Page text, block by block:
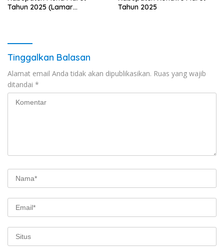
Tahun 2025 (Lamar
Tahun 2025
Tinggalkan Balasan
Alamat email Anda tidak akan dipublikasikan. Ruas yang wajib
ditandai *